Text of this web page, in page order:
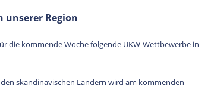
unserer Region
die kommende Woche folgende UKW-Wettbewerbe in
skandinavischen Ländern wird am kommenden